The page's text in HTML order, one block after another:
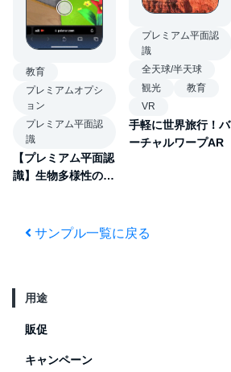
教育
プレミアムオプシ
ョン
プレミアム平面認
識
【プレミアム平面認
識】生物多様性の喪
プレミアム平面認
識
全天球/半天球
観光
教育
VR
手軽に世界旅行！バ
ーチャルワープAR
サンプル一覧に戻る
用途
販促
キャンペーン